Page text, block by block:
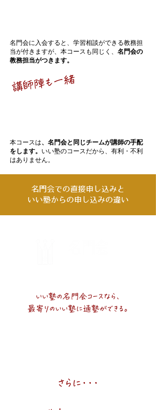
名門会に入会すると、学習相談ができる教務担
当が付きますが、本コースも同じく、 名門会の
教務担当がつきます。
講師陣も一緒
本コースは、名門会と同じチームが講師の手配
をします。 いい塾のコースだから、有利・不利
はありません。
名門会での直接申し込みと
​いい塾からの申し込みの違い
いい塾の名門会コースなら、
最寄りのいい塾に通塾ができる。
さらに・・・